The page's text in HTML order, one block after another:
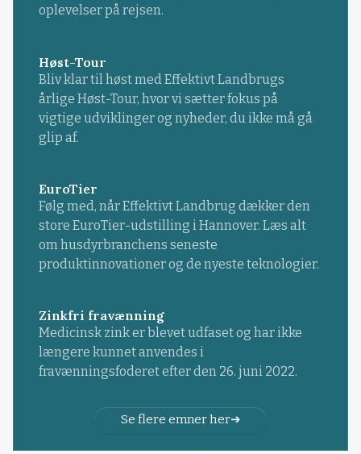
oplevelser på rejsen.
Høst-Tour
Bliv klar til høst med Effektivt Landbrugs
årlige Høst-Tour, hvor vi sætter fokus på
vigtige udviklinger og nyheder, du ikke må gå
glip af.
EuroTier
Følg med, når Effektivt Landbrug dækker den
store EuroTier-udstilling i Hannover. Læs alt
om husdyrbranchens seneste
produktinnovationer og de nyeste teknologier.
Zinkfri fravænning
Medicinsk zink er blevet udfaset og har ikke
længere kunnet anvendes i
fravænningsfoderet efter den 26. juni 2022.
Se flere emner her